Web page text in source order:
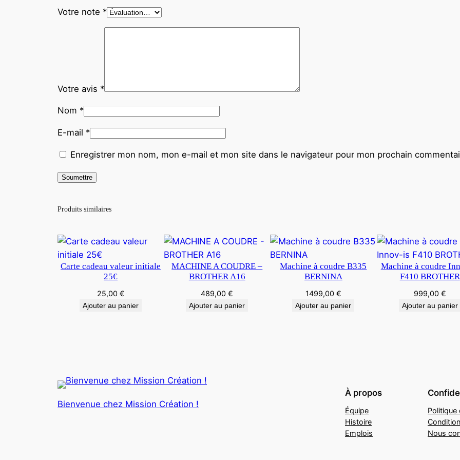
Votre note *
Votre avis *
Nom *
E-mail *
Enregistrer mon nom, mon e-mail et mon site dans le navigateur pour mon prochain
Produits similaires
Carte cadeau valeur initiale
25€
25,00 €
Ajouter au panier
MACHINE A COUDRE –
BROTHER A16
489,00€
Ajouter au panier
Machine à coudre B335
BERNINA
1499,00 €
Ajouter au panier
Machine à coudre
F410 BROTHER
999,00 €
Ajouter au panier
Bienvenue chez Mission Création !
À propos
Équipe
Histoire
Emplois
Politique
Nous